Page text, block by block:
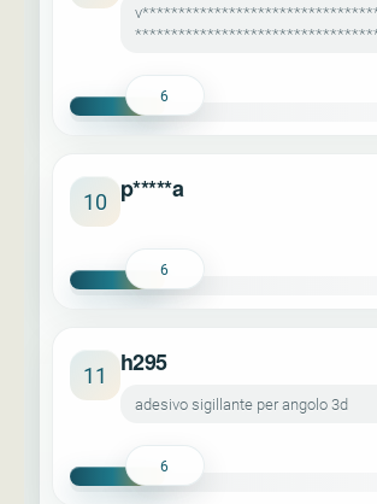
6
10 p*****a
6
11 h295
adesivo sigillante per angolo 3d
6